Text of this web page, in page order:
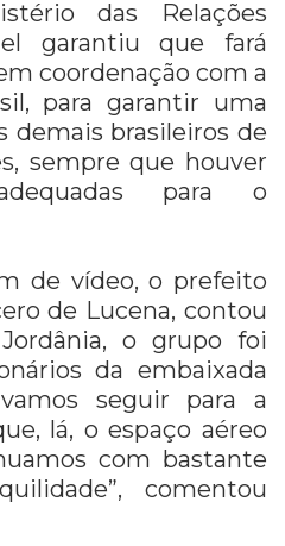
das Relações
garantiu que fará
coordenação com a
para garantir uma
demais brasileiros de
sempre que houver
para o
de vídeo, o prefeito
de Lucena, contou
o grupo foi
da embaixada
seguir para a
lá, o espaço aéreo
com bastante
comentou